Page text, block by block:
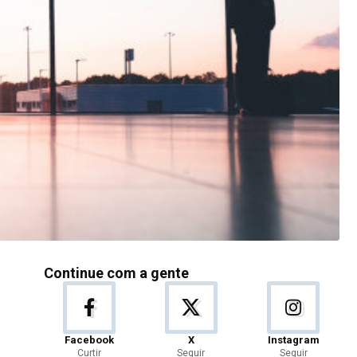
Continue com a gente
Facebook
Curtir
X
Seguir
Instagram
Seguir